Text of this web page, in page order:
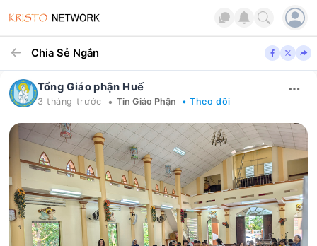
Chia Sẻ Ngắn
Tổng Giáo phận Huế
3 tháng trước • Tin Giáo Phận • Theo dõi